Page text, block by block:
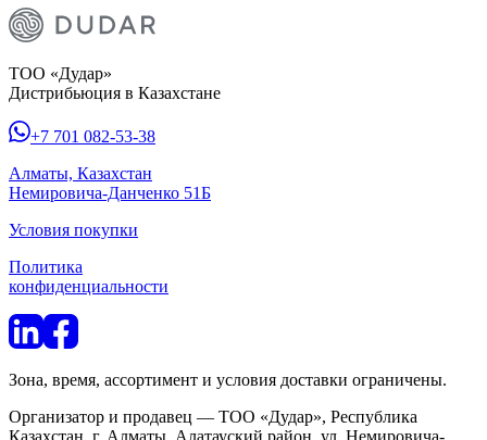
ТОО «Дудар»
Дистрибьюция в Казахстане
+7 701 082-53-38
Алматы, Казахстан
Немировича-Данченко 51Б
Условия покупки
Политика
конфиденциальности
Зона, время, ассортимент и условия доставки ограничены.
Организатор и продавец — ТОО «Дудар», Республика
Казахстан, г. Алматы, Алатауский район, ул. Немировича-